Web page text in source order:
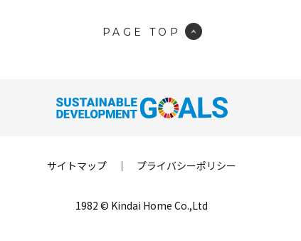
PAGE TOP
サイトマップ ｜ プライバシーポリシー
1982 © Kindai Home Co.,Ltd